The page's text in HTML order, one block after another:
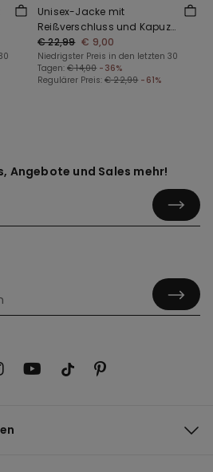
Unisex-Jacke mit
Reißverschluss und Kapuze
aus Funktionsgewebe für
Kinder
€ 22,99 € 9,00
Niedrigster Preis in den letzten 30
Tagen: € 14,00 -36%
Regulärer Preis: € 22,99 -61%
Angebote und Sales mehr!